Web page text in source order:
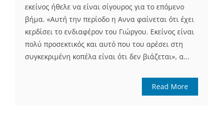
εκείνος ήθελε να είναι σίγουρος για το επόµενο
βήµα. «Αυτή την περίοδο η Αννα φαίνεται ότι έχει
κερδίσει το ενδιαφέρον του Γιώργου. Εκείνος είναι
πολύ προσεκτικός και αυτό που του αρέσει στη
συγκεκριµένη κοπέλα είναι ότι δεν βιάζεται», α...
Read More